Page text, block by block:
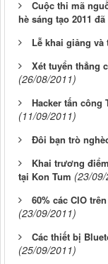
Cuộc thi mã
hè sáng tạo 2011
Lễ khai giảng và
Xét tuyển thẳng
(26/08/2011)
Hacker tấn công
(11/09/2011)
Đôi bạn trò
Khai trương
tại Kon Tum (23/
60% các CIO
(23/09/2011)
Các thiết bị
(25/09/2011)